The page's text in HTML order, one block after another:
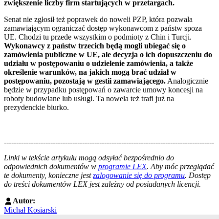
zwiększenie liczby firm startujących w przetargach.
Senat nie zgłosił też poprawek do noweli PZP, która pozwala
zamawiającym ograniczać dostęp wykonawcom z państw spoza
UE. Chodzi tu przede wszystkim o podmioty z Chin i Turcji.
Wykonawcy z państw trzecich będą mogli ubiegać się o
zamówienia publiczne w UE, ale decyzja o ich dopuszczeniu do
udziału w postępowaniu o udzielenie zamówienia, a także
określenie warunków, na jakich mogą brać udział w
postępowaniu, pozostają w gestii zamawiającego. Analogicznie
będzie w przypadku postępowań o zawarcie umowy koncesji na
roboty budowlane lub usługi. Ta nowela też trafi już na
prezydenckie biurko.
--------------------------------------------------------------------------------------
Linki w tekście artykułu mogą odsyłać bezpośrednio do
odpowiednich dokumentów w programie LEX. Aby móc przeglądać
te dokumenty, konieczne jestzalogowanie się do programu. Dostęp
do treści dokumentów LEX jest zależny od posiadanych licencji.
Autor:
Michał Kosiarski